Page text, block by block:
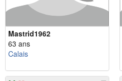
Mastrid1962
63 ans
Calais